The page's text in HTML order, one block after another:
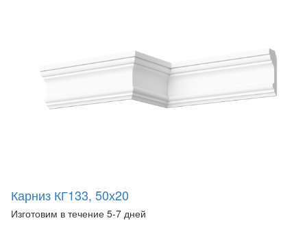
Карниз КГ133, 50х20
Изготовим в течение 5-7 дней